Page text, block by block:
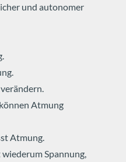
und autonomer
Atmung
Atmung.
Spannung,